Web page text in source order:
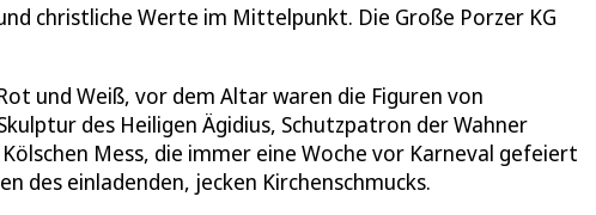
christliche Werte im Mittelpunkt. Die Große Porzer KG
und Weiß, vor dem Altar waren die Figuren von
des Heiligen Ägidius, Schutzpatron der Wahner
Mess, die immer eine Woche vor Karneval gefeiert
des einladenden, jecken Kirchenschmucks.